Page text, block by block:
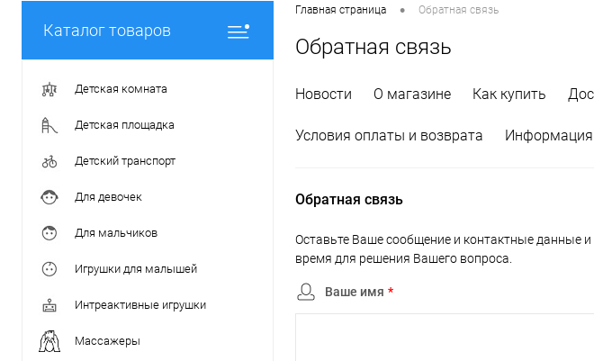
Каталог товаров
Детская комната
Детская площадка
Детский транспорт
Для девочек
Для мальчиков
Игрушки для малышей
Интреактивные игрушки
Массажеры
Главная страница • Обратная связь
Обратная связь
Новости О магазине Как купить
Условия оплаты и возврата Информация
Обратная связь
Оставьте Ваше сообщение и контактные данные
время для решения Вашего вопроса.
Ваше имя *